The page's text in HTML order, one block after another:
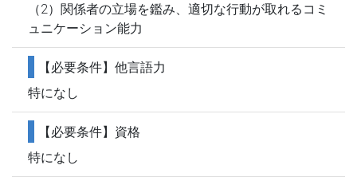
（2）関係者の立場を鑑み、適切な行動が取れるコミ
ュニケーション能力
【必要条件】他言語力
特になし
【必要条件】資格
特になし